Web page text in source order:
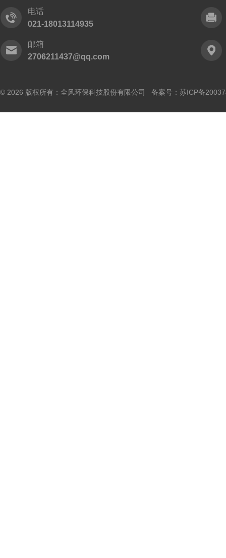
电话
021-18013114935
邮箱
2706211437@qq.com
© 2026 版权所有：全风环保科技股份有限公司 备案号： 苏ICP备